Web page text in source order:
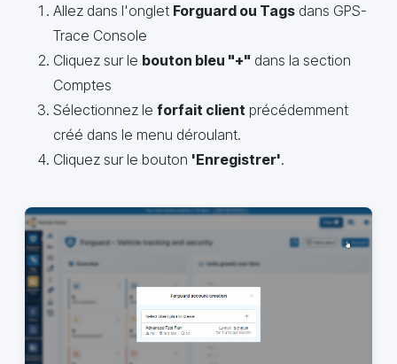
Allez dans l'onglet Forguard ou Tags dans GPS-
Trace Console
Cliquez sur le bouton bleu "+" dans la section
Comptes
Sélectionnez le forfait client précédemment
créé dans le menu déroulant.
Cliquez sur le bouton 'Enregistrer'.